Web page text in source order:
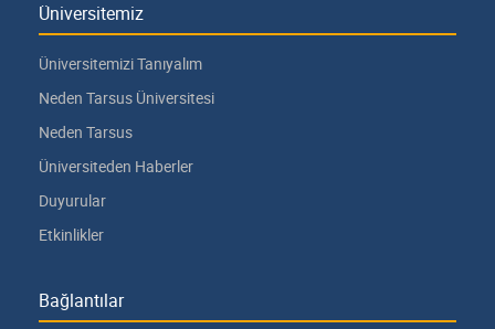
Üniversitemiz
Üniversitemizi Tanıyalım
Neden Tarsus Üniversitesi
Neden Tarsus
Üniversiteden Haberler
Duyurular
Etkinlikler
Bağlantılar